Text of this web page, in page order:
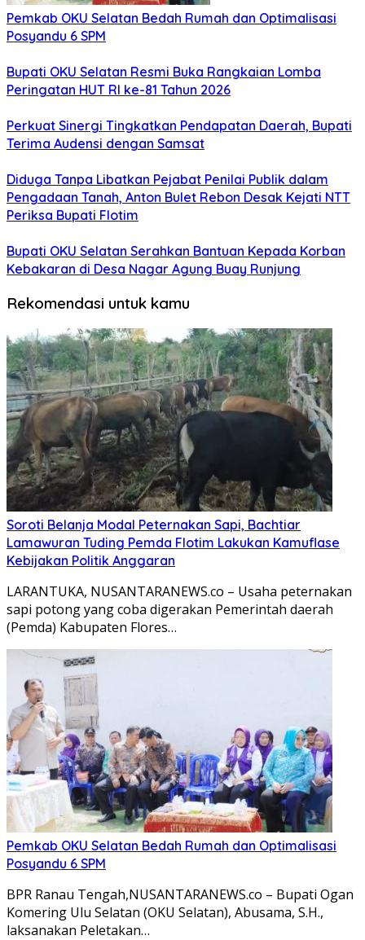
Pemkab OKU Selatan Bedah Rumah dan Optimalisasi
Posyandu 6 SPM
Bupati OKU Selatan Resmi Buka Rangkaian Lomba
Peringatan HUT RI ke-81 Tahun 2026
Perkuat Sinergi Tingkatkan Pendapatan Daerah, Bupati
Terima Audensi dengan Samsat
Diduga Tanpa Libatkan Pejabat Penilai Publik dalam
Pengadaan Tanah, Anton Bulet Rebon Desak Kejati NTT
Periksa Bupati Flotim
Bupati OKU Selatan Serahkan Bantuan Kepada Korban
Kebakaran di Desa Nagar Agung Buay Runjung
Rekomendasi untuk kamu
Soroti Belanja Modal Peternakan Sapi, Bachtiar
Lamawuran Tuding Pemda Flotim Lakukan Kamuflase
Kebijakan Politik Anggaran
LARANTUKA, NUSANTARANEWS.co – Usaha peternakan
sapi potong yang coba digerakan Pemerintah daerah
(Pemda) Kabupaten Flores…
Pemkab OKU Selatan Bedah Rumah dan Optimalisasi
Posyandu 6 SPM
BPR Ranau Tengah,NUSANTARANEWS.co – Bupati Ogan
Komering Ulu Selatan (OKU Selatan), Abusama, S.H.,
laksanakan Peletakan…